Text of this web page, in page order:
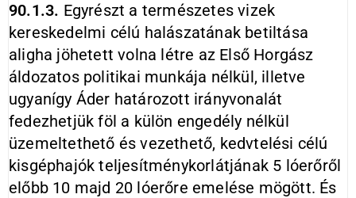
90.1.3. Egyrészt a természetes vizek
kereskedelmi célú halászatának betiltása
aligha jöhetett volna létre az Első Horgász
áldozatos politikai munkája nélkül, illetve
ugyanígy Áder határozott irányvonalát
fedezhetjük föl a külön engedély nélkül
üzemeltethető és vezethető, kedvtelési célú
kisgéphajók teljesítménykorlátjának 5 lóerőről
előbb 10 majd 20 lóerőre emelése mögött. És